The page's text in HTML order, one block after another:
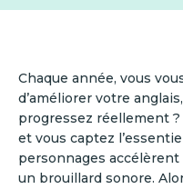
Chaque année, vous
d’améliorer votre
progressez réellement
et vous captez
personnages
un brouillard sonore.